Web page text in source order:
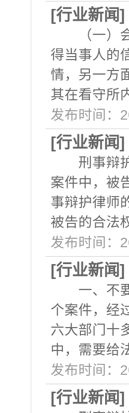
[行业新闻]
（一）会
得当事人的
情，另一方
其在看守所
发布时间：
[行业新闻]
刑事辩护
案件中，被
事辩护律师
被告的合法
发布时间：
[行业新闻]
一、不要
个案件，经
六大部门十
中，需要给
发布时间：
[行业新闻]